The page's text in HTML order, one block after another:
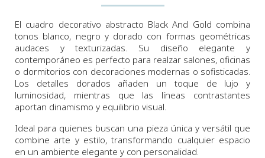
El cuadro decorativo abstracto Black And Gold combina
tonos blanco, negro y dorado con formas geométricas
audaces y texturizadas. Su diseño elegante y
contemporáneo es perfecto para realzar salones, oficinas
o dormitorios con decoraciones modernas o sofisticadas.
Los detalles dorados añaden un toque de lujo y
luminosidad, mientras que las líneas contrastantes
aportan dinamismo y equilibrio visual.
Ideal para quienes buscan una pieza única y versátil que
combine arte y estilo, transformando cualquier espacio
en un ambiente elegante y con personalidad.